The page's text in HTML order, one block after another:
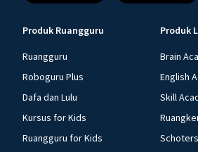
Produk Ruangguru
Ruangguru
Roboguru Plus
Dafa dan Lulu
Kursus for Kids
Ruangguru for Kids
Produk
Brain
English
Skill
Schoters